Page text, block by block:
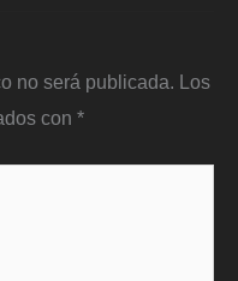
no será publicada. Los
con *